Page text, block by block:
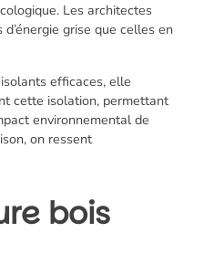
Les architectes
grise que celles en
efficaces, elle
cette isolation, permettant
environnemental de
on ressent
bois